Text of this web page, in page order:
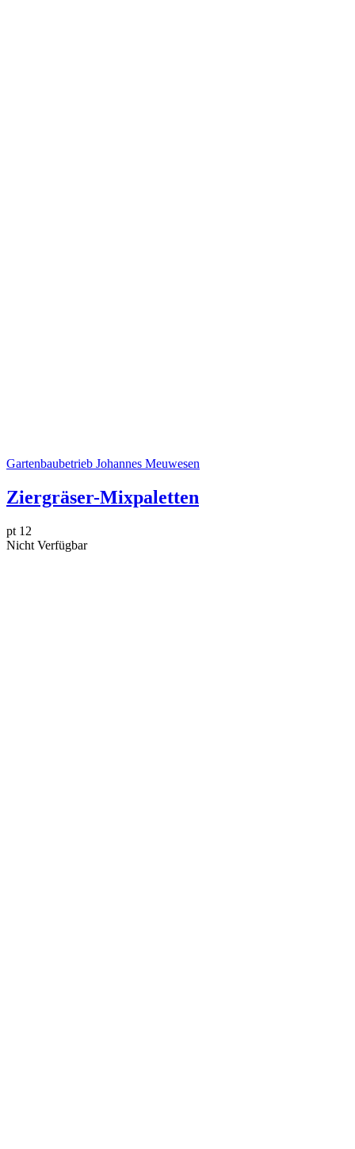
Gartenbaubetrieb Johannes Meuwesen
Ziergräser-Mixpaletten
pt 12
Nicht Verfügbar